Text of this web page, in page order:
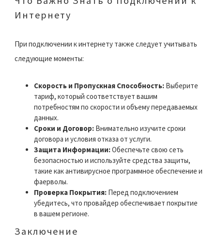
Интернету
При подключении к интернету также следует учитывать
следующие моменты:
Скорость и Пропускная Способность: Выберите
тариф, который соответствует вашим
потребностям по скорости и объему передаваемых
данных.
Сроки и Договор: Внимательно изучите сроки
договора и условия отказа от услуги.
Защита Информации:Обеспечьте свою сеть
безопасностью и используйте средства защиты,
такие как антивирусное программное обеспечение и
фаерволы.
Проверка Покрытия: Перед подключением
убедитесь, что провайдер обеспечивает покрытие
в вашем регионе.
Заключение